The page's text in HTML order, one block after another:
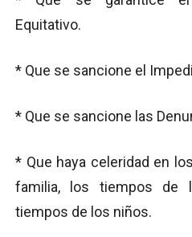
Equitativo.
* Que se sancione el
* Que se sancione las
* Que haya celeridad en
familia, los tiempos de
tiempos de los niños.